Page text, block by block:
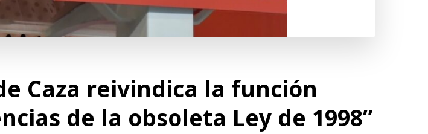
Caza reivindica la función
de la obsoleta Ley de 1998”